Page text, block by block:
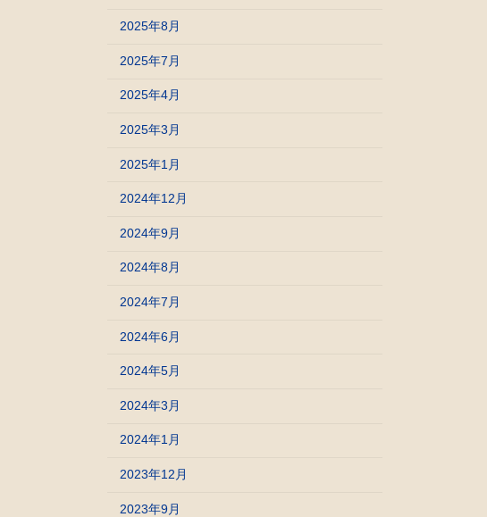
2025年8月
2025年7月
2025年4月
2025年3月
2025年1月
2024年12月
2024年9月
2024年8月
2024年7月
2024年6月
2024年5月
2024年3月
2024年1月
2023年12月
2023年9月